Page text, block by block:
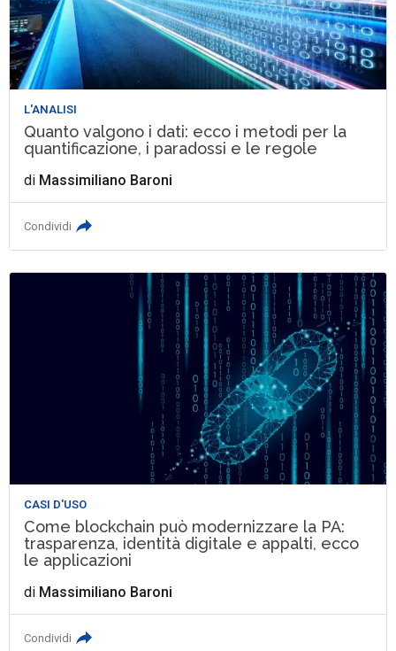
L'ANALISI
Quanto valgono i dati: ecco i metodi per la
quantificazione, i paradossi e le regole
di Massimiliano Baroni
Condividi
CASI D'USO
Come blockchain può modernizzare la PA:
trasparenza, identità digitale e appalti, ecco
le applicazioni
di Massimiliano Baroni
Condividi